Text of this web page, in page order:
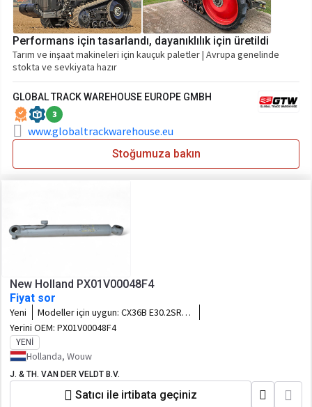
Performans için tasarlandı, dayanıklılık için üretildi
Tarım ve inşaat makineleri için kauçuk paletler | Avrupa genelinde
stokta ve sevkiyata hazır
GLOBAL TRACK WAREHOUSE EUROPE GMBH
3
www.globaltrackwarehouse.eu
Stoğumuza bakın
New Holland PX01V00048F4
Fiyat sor
Yeni Modeller için uygun: CX36B E30.2SR
E35.2SR
Yerini OEM: PX01V00048F4
YENI
Hollanda, Wouw
J. & TH. VAN DER VELDT B.V.
Satıcı ile irtibata geçiniz